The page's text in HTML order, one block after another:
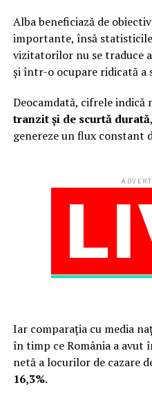
Alba beneficiază de
importante, însă
vizitatorilor nu se traduce
și într-o ocupare ridicată a
Deocamdată, cifrele indică
tranzit și de scurtă durată
genereze un flux constant
Iar comparația cu media
în timp ce România a avut
netă a locurilor de cazare
16,3%.